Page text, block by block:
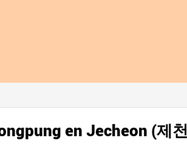
en Jecheon (제천